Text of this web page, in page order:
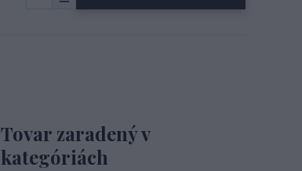
Tovar zaradený v
kategóriách